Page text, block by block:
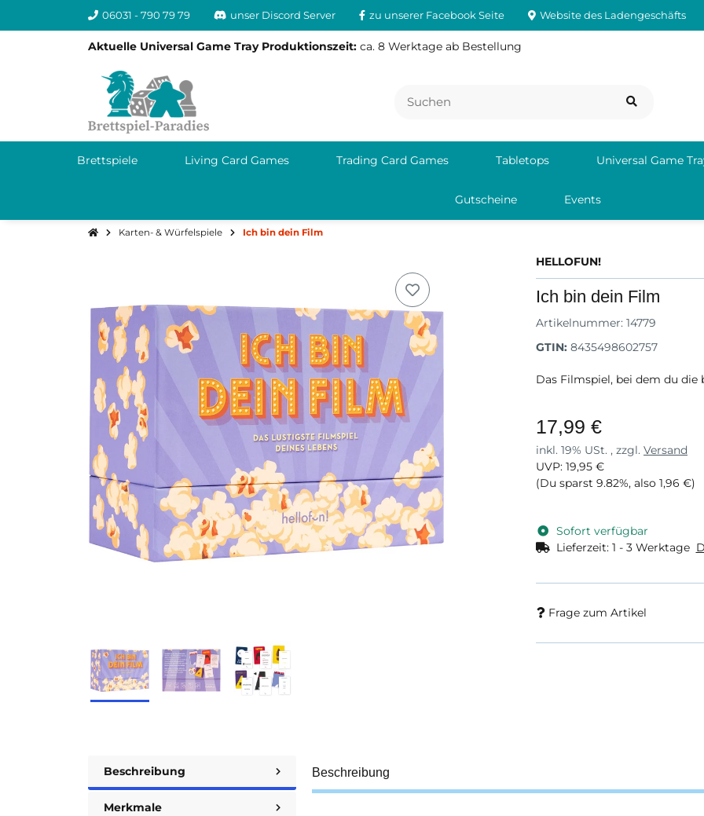
06031 - 790 79 79 unser Discord Server zu unserer Facebook Seite Website des Ladengeschäfts
Aktuelle Universal Game Tray Produktionszeit: ca. 8 Werktage ab Bestellung
Brettspiele Living Card Games Trading Card Games Tabletops Universal Game
Gutscheine Events
Karten- & Würfelspiele Ich bin dein Film
HELLOFUN!
Ich bin dein Film
Artikelnummer: 14779
GTIN: 8435498602757
Das Filmspiel, bei dem du die
17,99 €
inkl. 19% USt. , zzgl. Versand
UVP: 19,95 €
(Du sparst 9.82%, also 1,96 €)
Sofort verfügbar
Lieferzeit: 1 - 3 Werktage
Frage zum Artikel
Beschreibung
Merkmale
Beschreibung